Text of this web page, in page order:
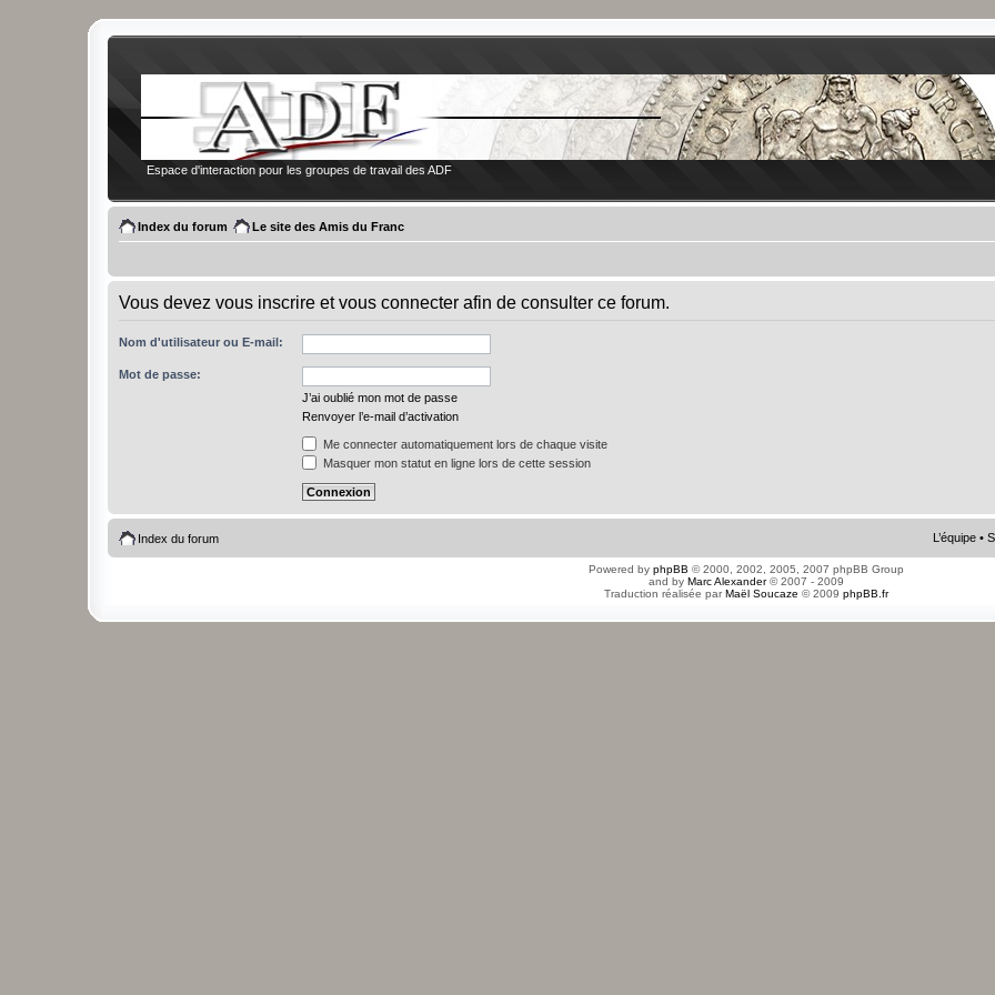
Espace d'interaction pour les groupes de travail des ADF
Index du forum Le site des Amis du Franc
Vous devez vous inscrire et vous connecter afin de consulter ce forum.
Nom d'utilisateur ou E-mail:
Mot de passe:
J’ai oublié mon mot de passe
Renvoyer l’e-mail d’activation
Me connecter automatiquement lors de chaque visite
Masquer mon statut en ligne lors de cette session
Index du forum L’équipe •
Powered by phpBB © 2000, 2002, 2005, 2007 phpBB Group
and by Marc Alexander© 2007 - 2009
Traduction réalisée parMaël Soucaze © 2009 phpBB.fr